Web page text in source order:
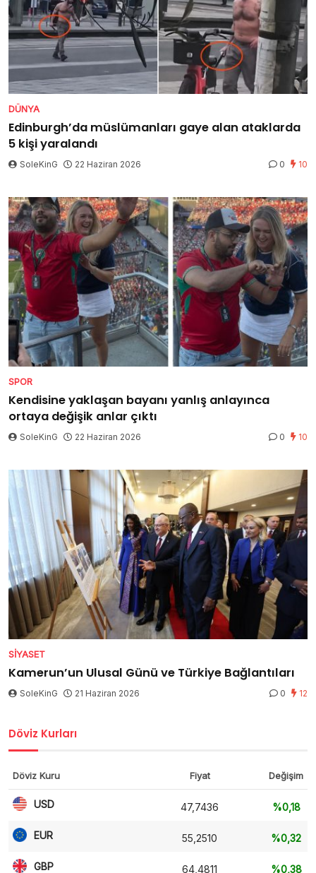
DÜNYA
Edinburgh’da müslümanları gaye alan ataklarda
5 kişi yaralandı
SoleKinG 22 Haziran 2026 0 10
SPOR
Kendisine yaklaşan bayanı yanlış anlayınca
ortaya değişik anlar çıktı
SoleKinG 22 Haziran 2026 0 10
SIYASET
Kamerun’un Ulusal Günü ve Türkiye Bağlantıları
SoleKinG 21 Haziran 2026 0 12
Döviz Kurları
Döviz Kuru Fiyat Değişim
USD 47,7436 %0,18
EUR 55,2510 %0,32
GBP 64,4811 %0,38